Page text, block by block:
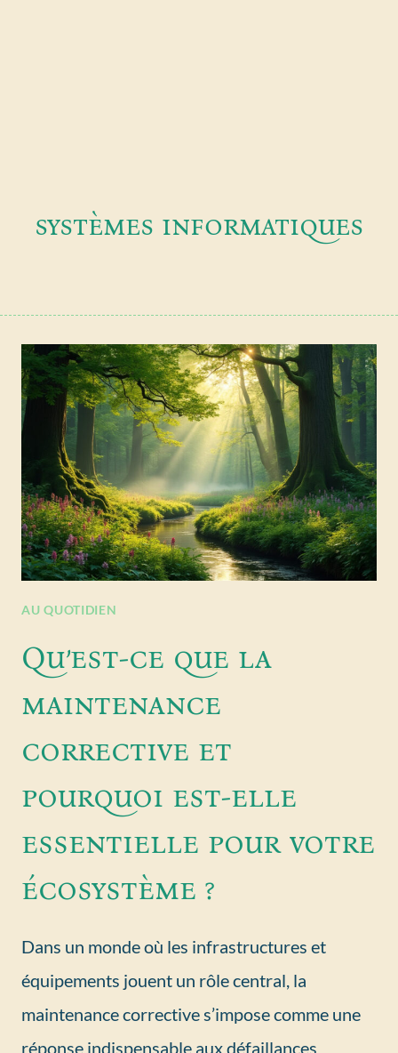
systèmes informatiques
AU QUOTIDIEN
Qu’est-ce que la
maintenance
corrective et
pourquoi est-elle
essentielle pour votre
écosystème ?
Dans un monde où les infrastructures et
équipements jouent un rôle central, la
maintenance corrective s’impose comme une
réponse indispensable aux défaillances